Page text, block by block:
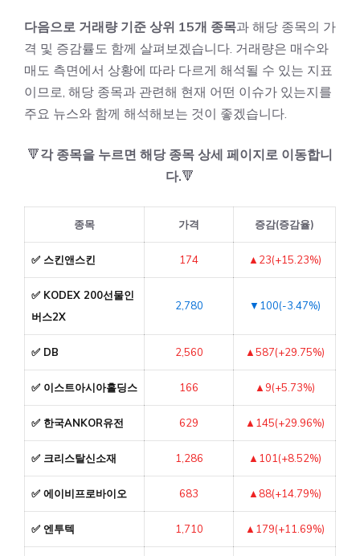
다음으로 거래량 기준 상위 15개 종목과 해당 종목의 가
격 및 증감률도 함께 살펴보겠습니다. 거래량은 매수와
매도 측면에서 상황에 따라 다르게 해석될 수 있는 지표
이므로, 해당 종목과 관련해 현재 어떤 이슈가 있는지를
주요 뉴스와 함께 해석해보는 것이 좋겠습니다.
🔻각 종목을 누르면 해당 종목 상세 페이지로 이동합니
다.🔻
종목 가격 증감(증감율)
✅ 스킨앤스킨 174 ▲23(+15.23%)
✅ KODEX 200선물인
버스2X
2,780 ▼100(-3.47%)
✅ DB 2,560 ▲587(+29.75%)
✅ 이스트아시아홀딩스 166 ▲9(+5.73%)
✅ 한국ANKOR유전 629 ▲145(+29.96%)
✅ 크리스탈신소재 1,286 ▲101(+8.52%)
✅ 에이비프로바이오 683 ▲88(+14.79%)
✅ 엔투텍 1,710 ▲179(+11.69%)